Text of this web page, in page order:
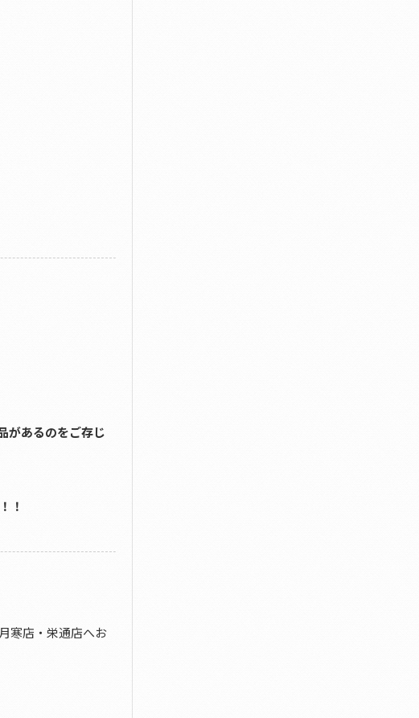
があるのをご存じ
！
寒店・栄通店へお